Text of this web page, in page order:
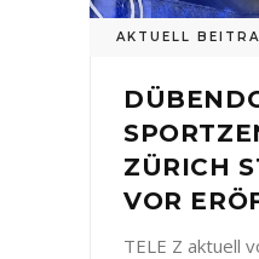
AKTUELL
ZÜRICH
VOR
TELE Z aktuell